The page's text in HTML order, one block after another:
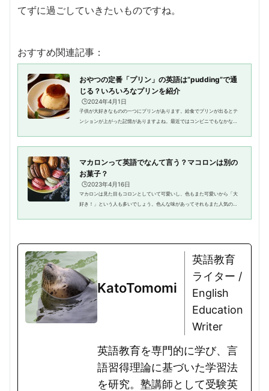
てずに過ごしていきたいものですね。
おすすめ関連記事：
おやつの定番「プリン」の英語は”pudding”で通
じる？いろいろなプリンを紹介
🕒️2024年4月1日
子供が大好きなものの一つにプリンがあります。給食でプリンが出るとテ
ンションが上がった記憶がありますよね。最近ではコンビニでもなかなか
マカロンって英語でなんて言う？マコロンは別の
お菓子？
🕒️2023年4月16日
マカロンは見た目もコロンとしていて可愛いし、色もまた可愛いから「大
好き！」という人も多いでしょう。色んな味があってそれもまた人気の理
KatoTomomi
英語教育
ライター /
English
Education
Writer
英語教育を専門的に学び、言
語習得理論に基づいた学習法
を研究。塾講師として受験英